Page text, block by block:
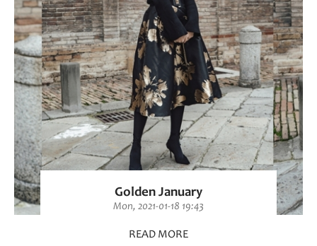
Golden January
Mon, 2021-01-18 19:43
READ MORE